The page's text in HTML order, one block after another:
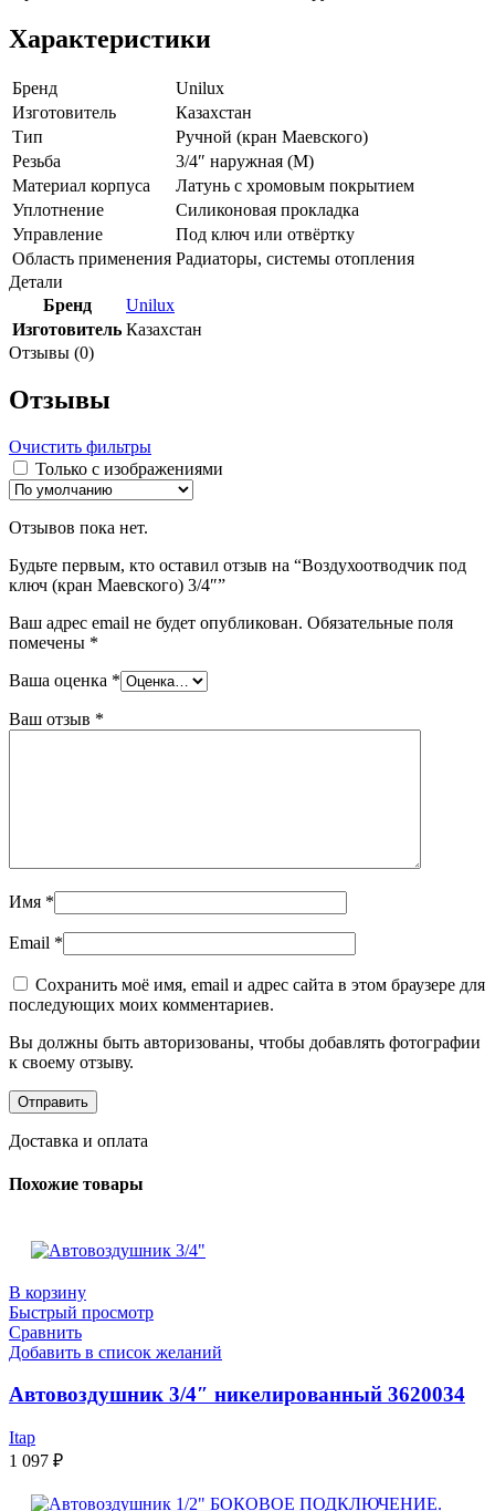
Характеристики
Бренд
Unilux
Изготовитель
Казахстан
Тип
Ручной (кран Маевского)
Резьба
3/4″ наружная (M)
Материал корпуса
Латунь с хромовым покрытием
Уплотнение
Силиконовая прокладка
Управление
Под ключ или отвёртку
Область применения Радиаторы, системы отопления
Детали
Бренд
Unilux
Изготовитель Казахстан
Отзывы (0)
Отзывы
Очистить фильтры
Только с изображениями
Отзывов пока нет.
Будьте первым, кто оставил отзыв на “Воздухоотводчик под
ключ (кран Маевского) 3/4″”
Ваш адрес email не будет опубликован. Обязательные поля
помечены *
Ваша оценка *
Ваш отзыв *
Имя *
Email *
Сохранить моё имя, email и адрес сайта в этом браузере для
последующих моих комментариев.
Вы должны быть авторизованы, чтобы добавлять фотографии
к своему отзыву.
Доставка и оплата
Похожие товары
В корзину
Быстрый просмотр
Сравнить
Добавить в список желаний
Автовоздушник 3/4″ никелированный 3620034
Itap
1 097 ₽